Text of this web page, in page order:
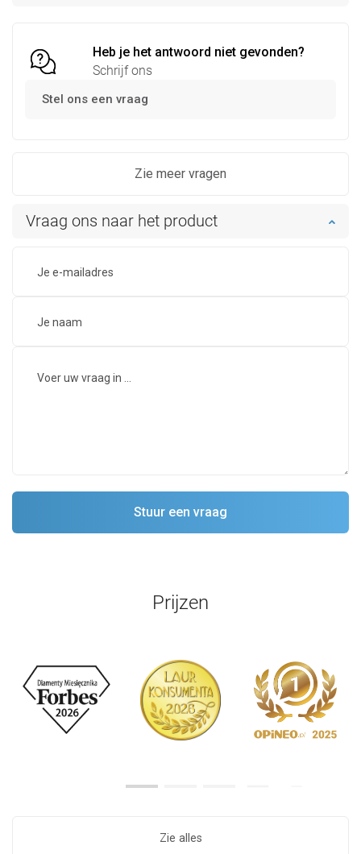
Heb je het antwoord niet gevonden?
Schrijf ons
Stel ons een vraag
Zie meer vragen
Vraag ons naar het product
Prijzen
Zie alles